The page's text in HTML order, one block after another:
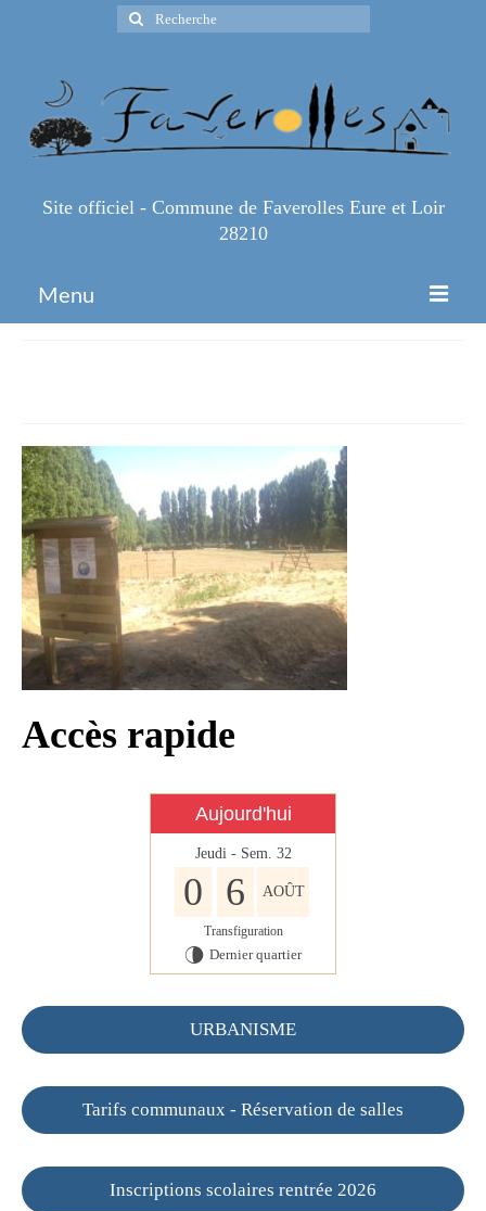
Rechercher
:
Site officiel - Commune de Faverolles Eure et Loir
28210
Menu
Infos Pratiques
Infos règlementaires
Contact et horaires
Mon village
Mes démarches
Faverolles dans la presse
Faverolles Infos – Format
numérique
Nos Partenaires
Accès rapide
Aujourd'hui
Jeudi - Sem. 32
0 6 AOÛT
Transfiguration
U Dernier quartier
URBANISME
Tarifs communaux - Réservation de salles
Inscriptions scolaires rentrée 2026